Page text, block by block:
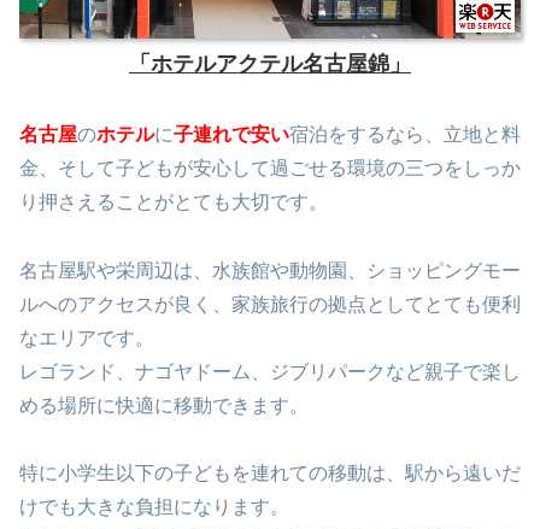
「ホテルアクテル名古屋錦」
名古屋のホテルに子連れで安い宿泊をするなら、立地と料
金、そして子どもが安心して過ごせる環境の三つをしっか
り押さえることがとても大切です。
名古屋駅や栄周辺は、水族館や動物園、ショッピングモー
ルへのアクセスが良く、家族旅行の拠点としてとても便利
なエリアです。
レゴランド、ナゴヤドーム、ジブリパークなど親子で楽し
める場所に快適に移動できます。
特に小学生以下の子どもを連れての移動は、駅から遠いだ
けでも大きな負担になります。